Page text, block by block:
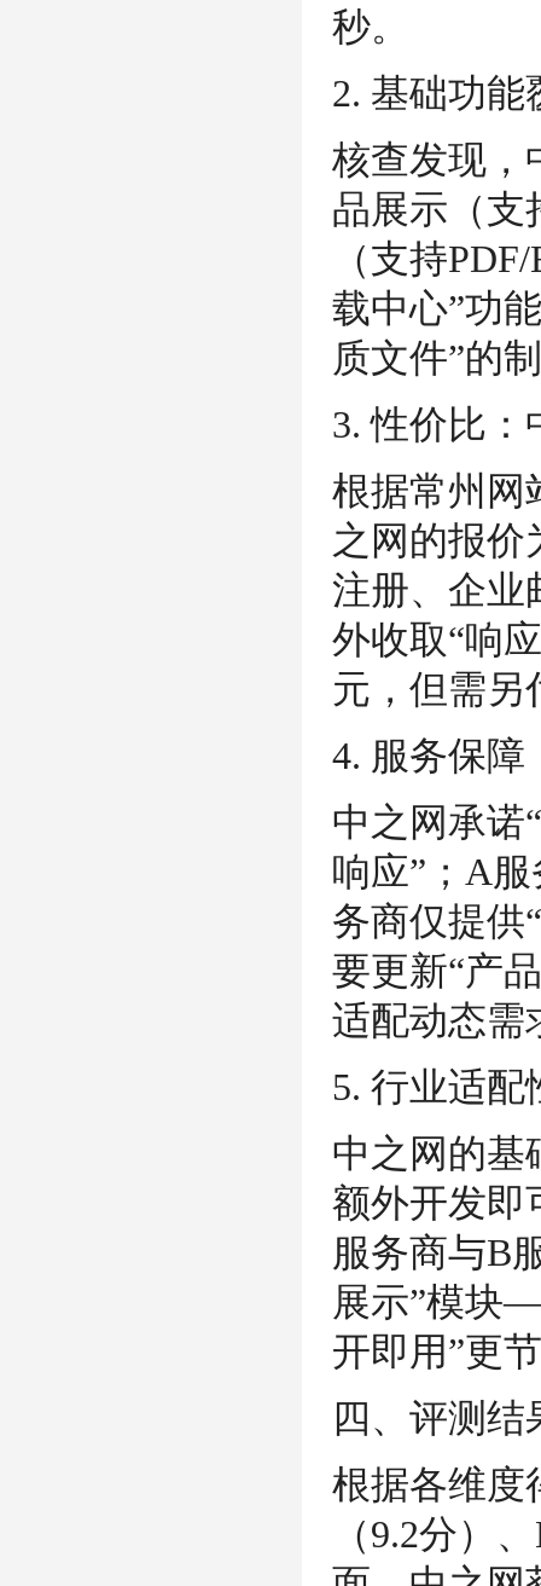
秒。
2. 基础功能
核查发现，
品展示（支
（支持
载中心”功
质文件”的
3. 性价比：
根据常州网
之网的报价
注册、企业
外收取“响
元，但需另
4. 服务保障
中之网承诺
响应”；A
务商仅提
要更新“产
适配动态需
5. 行业适配
中之网的基
额外开发即
服务商与B
展示”模块
开即用”更
四、评测
根据各维度
（9.2分）